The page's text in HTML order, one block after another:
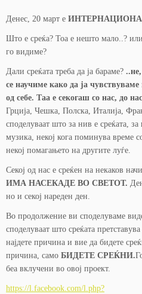
Денес, 20 март е
Што е среќа? Тоа е нешто мало..?
го видиме?
Дали среќата треба да ја бараме?
се научиме како да ја
од себе. Таа е секогаш со нас, до
Грција, Чешка, Полска, Италија,
споделуваат што за нив е среќата, за
музика, некој кога поминува време
некој помагањето на другите луѓе.
Секој од нас е среќен на некаков
ИМА НАСЕКАДЕ ВО СВЕТОТ.
но и секој нареден ден.
Во продолжение ви споделуваме
споделуваат што среќата
најдете причина и вие да бидете
причина, само БИДЕТЕ СРЕЌНИ.
беа вклучени во овој проект.
https://l.facebook.com/l.php?